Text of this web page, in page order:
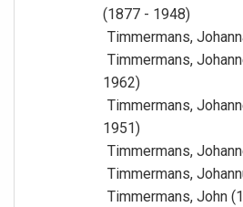
(1877 - 1948)
Timmermans,
Timmermans,
1962)
Timmermans,
1951)
Timmermans,
Timmermans,
Timmermans, John